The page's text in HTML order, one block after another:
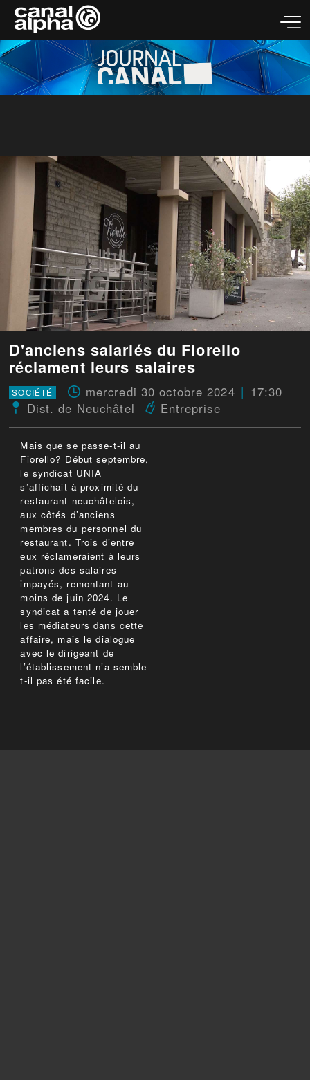
D'anciens salariés du Fiorello
réclament leurs salaires
SOCIÉTÉ mercredi 30 octobre 2024
17:30
Dist. de Neuchâtel
Entreprise
Mais que se passe-t-il au
Fiorello? Début septembre,
le syndicat UNIA
s’affichait à proximité du
restaurant neuchâtelois,
aux côtés d’anciens
membres du personnel du
restaurant. Trois d’entre
eux réclameraient à leurs
patrons des salaires
impayés, remontant au
moins de juin 2024. Le
syndicat a tenté de jouer
les médiateurs dans cette
affaire, mais le dialogue
avec le dirigeant de
l’établissement n’a semble-
t-il pas été facile.